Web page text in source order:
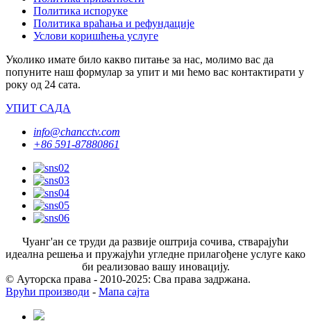
Политика испоруке
Политика враћања и рефундације
Услови коришћења услуге
Уколико имате било какво питање за нас, молимо вас да
попуните наш формулар за упит и ми ћемо вас контактирати у
року од 24 сата.
УПИТ САДА
info@chancctv.com
+86 591-87880861
Чуанг'ан се труди да развије оштрија сочива, стварајући
идеална решења и пружајући угледне прилагођене услуге како
би реализовао вашу иновацију.
© Ауторска права - 2010-2025: Сва права задржана.
Врући производи - Мапа сајта